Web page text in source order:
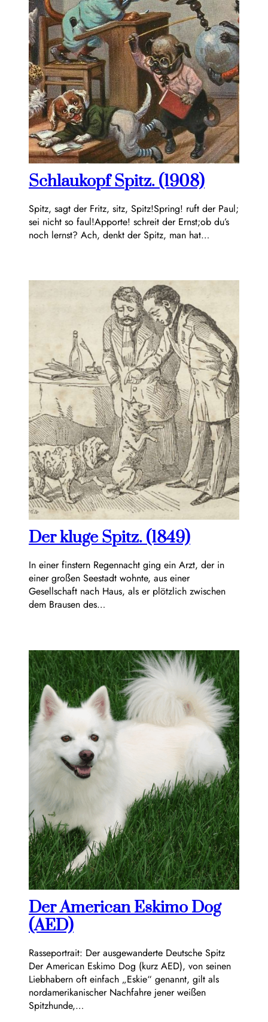
Schlaukopf Spitz. (1908)
Spitz, sagt der Fritz, sitz, Spitz!Spring! ruft der Paul;
sei nicht so faul!Apporte! schreit der Ernst;ob du’s
noch lernst? Ach, denkt der Spitz, man hat…
Der kluge Spitz. (1849)
In einer finstern Regennacht ging ein Arzt, der in
einer großen Seestadt wohnte, aus einer
Gesellschaft nach Haus, als er plötzlich zwischen
dem Brausen des…
Der American Eskimo Dog
(AED)
Rasseportrait: Der ausgewanderte Deutsche Spitz
Der American Eskimo Dog (kurz AED), von seinen
Liebhabern oft einfach „Eskie“ genannt, gilt als
nordamerikanischer Nachfahre jener weißen
Spitzhunde,…